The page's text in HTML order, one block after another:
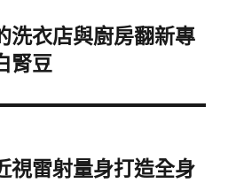
洗衣店與廚房翻新專
腎豆
視雷射量身打造全身